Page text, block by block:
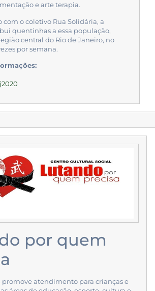
e arte terapia.
com o coletivo Rua Solidária, a
quentinhas a essa população,
central do Rio de Janeiro, no
por semana.
por quem
atendimento para crianças e